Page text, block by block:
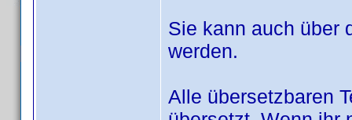
Sie kann auch über
werden.
Alle übersetzbaren